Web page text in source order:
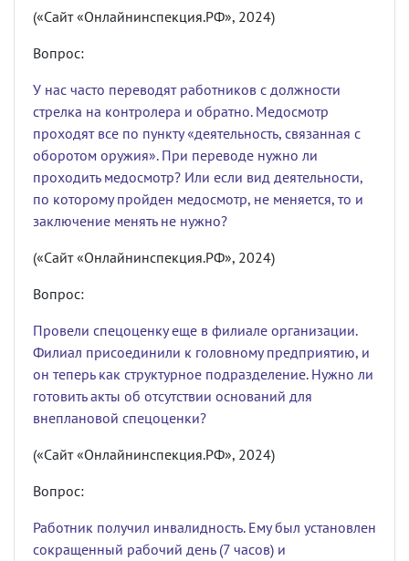
(«Сайт «Онлайнинспекция.РФ», 2024)
Вопрос:
У нас часто переводят работников с должности
стрелка на контролера и обратно. Медосмотр
проходят все по пункту «деятельность, связанная с
оборотом оружия». При переводе нужно ли
проходить медосмотр? Или если вид деятельности,
по которому пройден медосмотр, не меняется, то и
заключение менять не нужно?
(«Сайт «Онлайнинспекция.РФ», 2024)
Вопрос:
Провели спецоценку еще в филиале организации.
Филиал присоединили к головному предприятию, и
он теперь как структурное подразделение. Нужно ли
готовить акты об отсутствии оснований для
внеплановой спецоценки?
(«Сайт «Онлайнинспекция.РФ», 2024)
Вопрос:
Работник получил инвалидность. Ему был установлен
сокращенный рабочий день (7 часов) и